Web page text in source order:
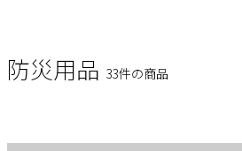
防災用品 33件の商品